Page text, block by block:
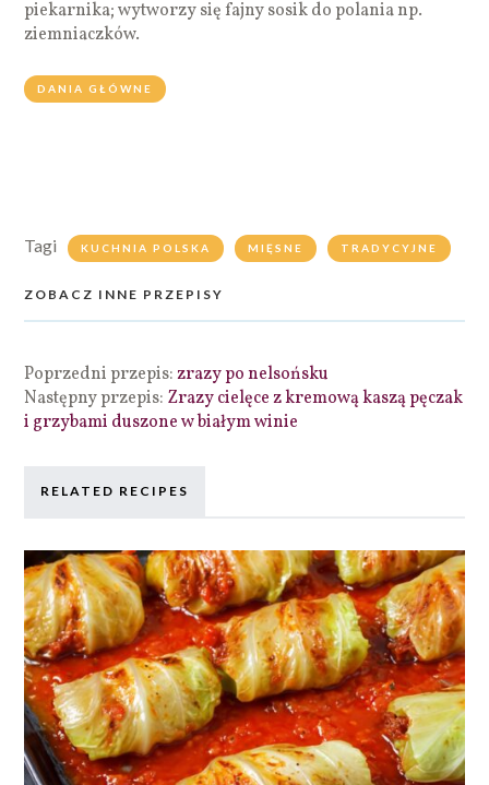
piekarnika; wytworzy się fajny sosik do polania np.
ziemniaczków.
DANIA GŁÓWNE
Tagi KUCHNIA POLSKA MIĘSNE TRADYCYJNE
ZOBACZ INNE PRZEPISY
Poprzedni przepis:zrazy po nelsońsku
Następny przepis: Zrazy cielęce z kremową kaszą pęczak
i grzybami duszone w białym winie
RELATED RECIPES